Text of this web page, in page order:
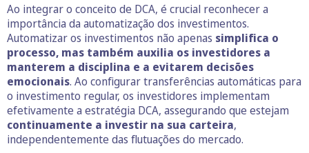
Ao integrar o conceito de DCA, é crucial reconhecer a
importância da automatização dos investimentos.
Automatizar os investimentos não apenas simplifica o
processo, mas também auxilia os investidores a
manterem a disciplina e a evitarem decisões
emocionais. Ao configurar transferências automáticas para
o investimento regular, os investidores implementam
efetivamente a estratégia DCA, assegurando que estejam
continuamente a investir na sua carteira,
independentemente das flutuações do mercado.